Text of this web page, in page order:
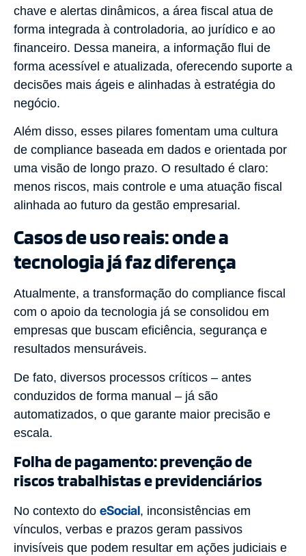
chave e alertas dinâmicos, a área fiscal atua de
forma integrada à controladoria, ao jurídico e ao
financeiro. Dessa maneira, a informação flui de
forma acessível e atualizada, oferecendo suporte a
decisões mais ágeis e alinhadas à estratégia do
negócio.
Além disso, esses pilares fomentam uma cultura
de compliance baseada em dados e orientada por
uma visão de longo prazo. O resultado é claro:
menos riscos, mais controle e uma atuação fiscal
alinhada ao futuro da gestão empresarial.
Casos de uso reais: onde a
tecnologia já faz diferença
Atualmente, a transformação do compliance fiscal
com o apoio da tecnologia já se consolidou em
empresas que buscam eficiência, segurança e
resultados mensuráveis.
De fato, diversos processos críticos – antes
conduzidos de forma manual – já são
automatizados, o que garante maior precisão e
escala.
Folha de pagamento: prevenção de
riscos trabalhistas e previdenciários
No contexto do eSocial, inconsistências em
vínculos, verbas e prazos geram passivos
invisíveis que podem resultar em ações judiciais e